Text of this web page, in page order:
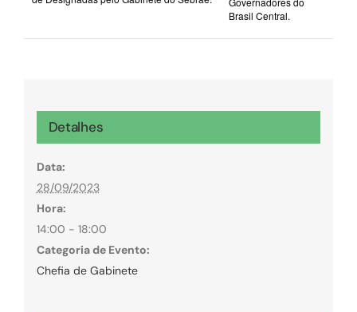
Brasil Central.
Detalhes
Data:
28/09/2023
Hora:
14:00 - 18:00
Categoria de Evento:
Chefia de Gabinete